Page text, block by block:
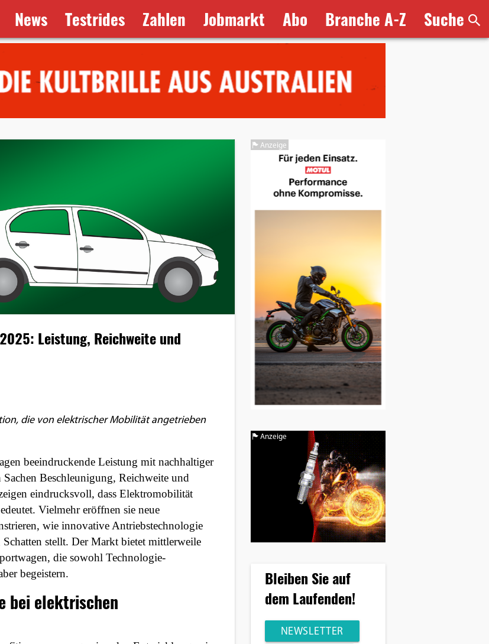
News Testrides Zahlen Jobmarkt Abo Branche A-Z Suche
Leistung, Reichweite und
die von elektrischer Mobilität angetrieben
beeindruckende Leistung mit nachhaltiger
Beschleunigung, Reichweite und
eindrucksvoll, dass Elektromobilität
Vielmehr eröffnen sie neue
wie innovative Antriebstechnologie
stellt. Der Markt bietet mittlerweile
die sowohl Technologie-
begeistern.
bei elektrischen
Anzeige
Anzeige
Bleiben Sie auf
dem Laufenden!
NEWSLETTER